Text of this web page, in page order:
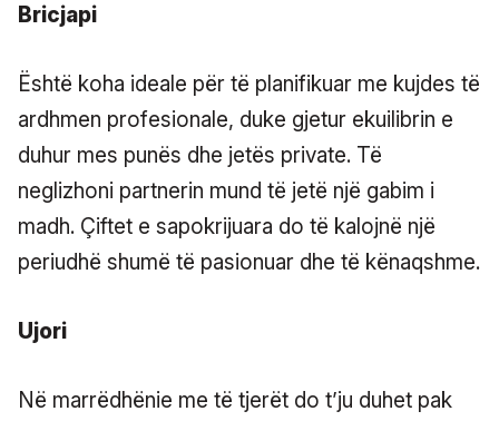
Bricjapi
Është koha ideale për të planifikuar me kujdes të
ardhmen profesionale, duke gjetur ekuilibrin e
duhur mes punës dhe jetës private. Të
neglizhoni partnerin mund të jetë një gabim i
madh. Çiftet e sapokrijuara do të kalojnë një
periudhë shumë të pasionuar dhe të kënaqshme.
Ujori
Në marrëdhënie me të tjerët do t’ju duhet pak